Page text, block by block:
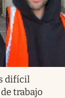
difícil
trabajo